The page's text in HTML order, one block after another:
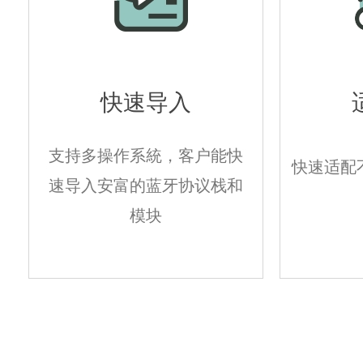
快速导入
支持多操作系統，客户能快
速导入安富的蓝牙协议栈和
模块
快速适配